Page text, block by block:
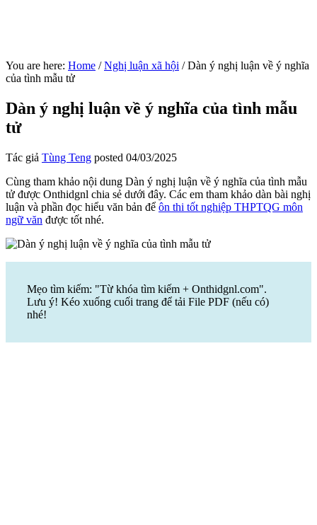
You are here: Home / Nghị luận xã hội /Dàn ý nghị luận về ý nghĩa
của tình mẫu tử
Dàn ý nghị luận về ý nghĩa của tình mẫu
tử
Tác giả Tùng Teng posted 04/03/2025
Cùng tham khảo nội dung Dàn ý nghị luận về ý nghĩa của tình mẫu
tử được Onthidgnl chia sẻ dưới đây. Các em tham khảo dàn bài nghị
luận và phần đọc hiểu văn bản để ôn thi tốt nghiệp THPTQG môn
ngữ văn được tốt nhé.
Mẹo tìm kiếm: "Từ khóa tìm kiếm + Onthidgnl.com".
Lưu ý! Kéo xuống cuối trang để tải File PDF (nếu có)
nhé!